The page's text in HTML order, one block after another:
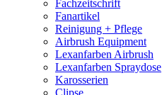
Fachzeitschrift
Fanartikel
Reinigung + Pflege
Airbrush Equipment
Lexanfarben Airbrush
Lexanfarben Spraydose
Karosserien
Clipse